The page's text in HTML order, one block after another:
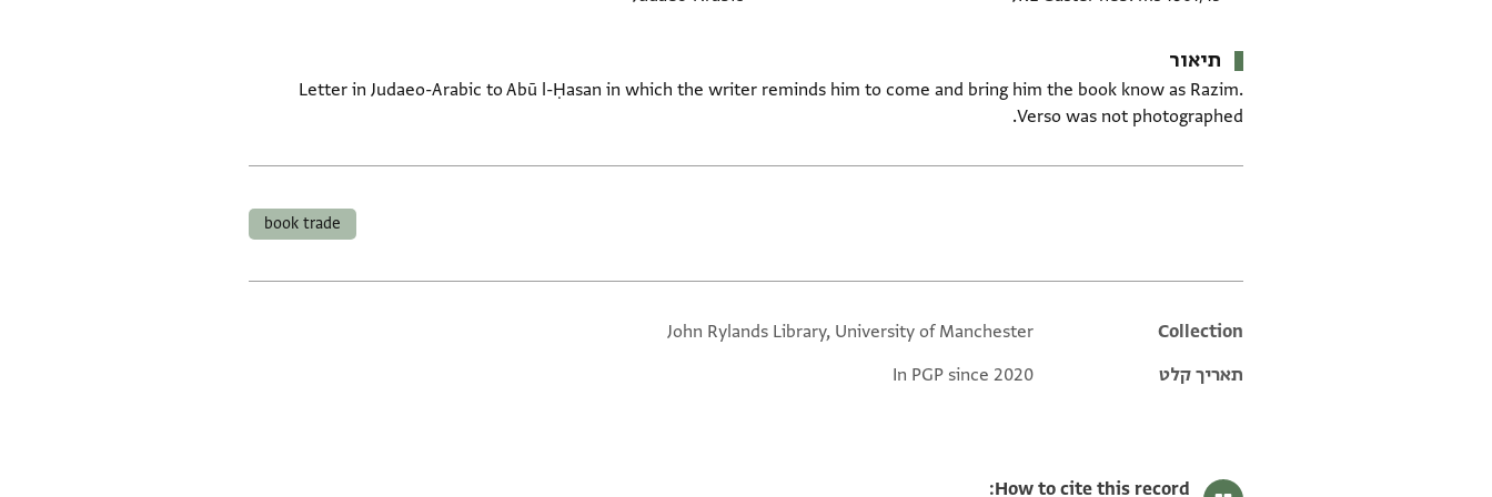
תיאור
Letter in Judaeo-Arabic to Abū l-Ḥasan in which the writer reminds him to come and bring him the book know as Razim.
Verso was not photographed.
book trade
Additional metadata
Collection
John Rylands Library, University of Manchester
תאריך קלט
In PGP since 2020
How to cite this record: